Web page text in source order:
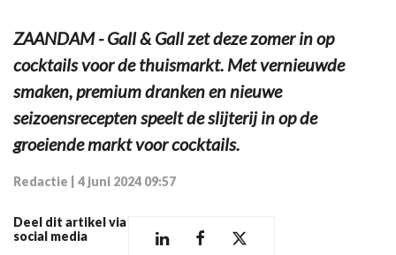
ZAANDAM - Gall & Gall zet deze zomer in op
cocktails voor de thuismarkt. Met vernieuwde
smaken, premium dranken en nieuwe
seizoensrecepten speelt de slijterij in op de
groeiende markt voor cocktails.
Redactie 4 juni 2024 09:57
Deel dit artikel via
social media